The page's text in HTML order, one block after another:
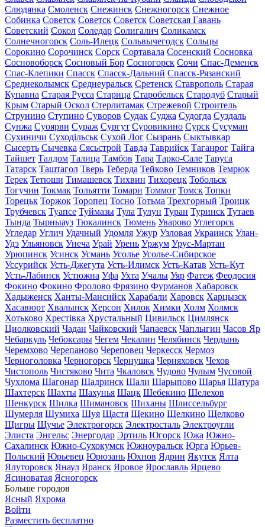
Слюдянка Смоленск Снежинск Снежногорск Снежное
Собинка Советск Советск Советск Советская Гавань
Советский Сокол Соледар Солигалич Соликамск
Солнечногорск Соль-Илецк Сольвычегодск Сольцы
Сорокино Сорочинск Сорск Сортавала Сосенский Сосновка
Сосновоборск Сосновый Бор Сосногорск Сочи Спас-Деменск
Спас-Клепики Спасск Спасск-Дальний Спасск-Рязанский
Среднеколымск Среднеуральск Сретенск Ставрополь Старая
Купавна Старая Русса Старица Старобельск Стародуб Старый
Крым Старый Оскол Стерлитамак Стрежевой Строитель
Струнино Ступино Суворов Судак Суджа Судогда Суздаль
Сунжа Суоярви Сураж Сургут Суровикино Сурск Сусуман
Сухиничи Суходільськ Сухой Лог Сызрань Сыктывкар
Сысерть Сычевка Сясьстрой Тавда Таврийск Таганрог Тайга
Тайшет Талдом Талица Тамбов Тара Тарко-Сале Таруса
Татарск Таштагол Тверь Теберда Тейково Темников Темрюк
Терек Тетюши Тимашевск Тихвин Тихорецк Тобольск
Тогучин Токмак Тольятти Томари Томмот Томск Топки
Торецьк Торжок Торопец Тосно Тотьма Трехгорный Троицк
Трубчевск Туапсе Туймазы Тула Тулун Туран Туринск Тутаев
Тында Тырныауз Тюкалинск Тюмень Уварово Углегорск
Угледар Углич Удачный Удомля Ужур Узловая Украинск Улан-
Удэ Ульяновск Унеча Урай Урень Уржум Урус-Мартан
Урюпинск Усинск Усмань Усолье Усолье-Сибирское
Уссурийск Усть-Джегута Усть-Илимск Усть-Катав Усть-Кут
Усть-Лабинск Устюжна Уфа Ухта Учалы Уяр Фатеж Феодосия
Фокино Фокино Фролово Фрязино Фурманов Хабаровск
Хадыженск Ханты-Мансийск Харабали Харовск Харцызск
Хасавюрт Хвалынск Херсон Хилок Химки Холм Холмск
Хотьково Хрестівка Хрустальный Цивильск Цимлянск
Циолковский Чадан Чайковский Чапаевск Чаплыгин Часов Яр
Чебаркуль Чебоксары Чегем Чекалин Челябинск Чердынь
Черемхово Черепаново Череповец Черкесск Чермоз
Черноголовка Черногорск Чернушка Черняховск Чехов
Чистополь Чистяково Чита Чкаловск Чудово Чулым Чусовой
Чухлома Шагонар Шадринск Шали Шарыпово Шарья Шатура
Шахтерск Шахты Шахунья Шацк Шебекино Шелехов
Шенкурск Шилка Шимановск Шиханы Шлиссельбург
Шумерля Шумиха Шуя Щастя Щекино Щелкино Щелково
Щигры Щучье Электрогорск Электросталь Электроугли
Элиста Энгельс Энергодар Эртиль Югорск Южа Южно-
Сахалинск Южно-Сухокумск Южноуральск Юрга Юрьев-
Польский Юрьевец Юрюзань Юхнов Ядрин Якутск Ялта
Ялуторовск Янаул Яранск Яровое Ярославль Ярцево
Ясиноватая Ясногорск
Больше городов
Ясный Яхрома
Войти
Разместить бесплатно